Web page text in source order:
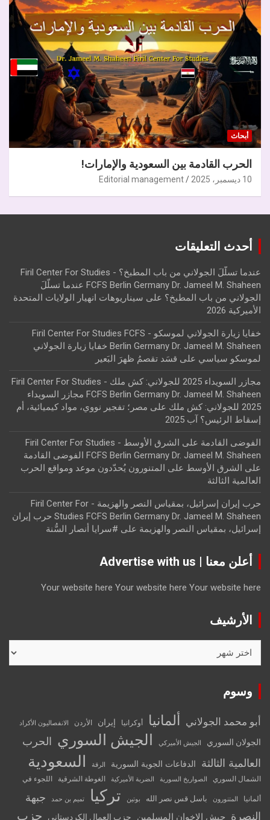
أبحاث
الحرب القادمة بين السعودية والإمارات!
10 ديسمبر، 2025 Editorial management
أحدث التعليقات
عندما تسلّلَ الجولاني من باب المطبخ؟ - Firil Center For Studies
FCFS Berlin Germany Dr. Jameel M. Shaheen عندما تسلّلَ
الجولاني من باب المطبخ؟ على سيناريوهات انهيار الولايات المتحدة
الأميركية 2026
خفايا زيارة الجولاني لموسكو - Firil Center For Studies FCFS
Berlin Germany Dr. Jameel M. Shaheen خفايا زيارة الجولاني
لموسكو سياسي على قسَد تقصمُ ظهرَ البَعير
مجازر السويداء 2025 للجولاني: كش ملك - Firil Center For Studies
FCFS Berlin Germany Dr. Jameel M. Shaheen مجازر السويداء
2025 للجولاني: كش ملك
على مصر؛ تفجير نووي، مواد كيميائية، أم
إسقاط الرئيس؟ آب 2025
الفوضى القادمة على الشرق الأوسط - Firil Center For Studies
FCFS Berlin Germany Dr. Jameel M. Shaheen الفوضى القادمة
على الشرق الأوسط على
المتنورون يُحدّدون موعد ومواقع الحرب
العالمية الثالثة
حرب إيران إسرائيل، بمقياس النصر والهزيمة - Firil Center For
Studies FCFS Berlin Germany Dr. Jameel M. Shaheen حرب إيران
إسرائيل، بمقياس النصر والهزيمة على #سرايا أنصار السُّنة
أعلن معنا | Advertise with us
Your website here Your website here Your website here
الأرشيف
وسوم
أبو محمد الجولاني ألمانيا أوكرانيا إيران الأردن الانفصاليون الأكراد
الجولان السوري الجيش الأميركي الجيش السوري الحرب
العالمية الثالثة
الدفاعات الجوية السورية الرقة السعودية
الشمال السوري الصواريخ السورية الضربة الأميركية الغوطة الشرقية اللجوء في
ألمانيا المتنورون باسل قس نصر الله بوتين تركيا تميم بن حمد
جبهة
النصرة
جيش الإخوان المسلمين حزب العمال الكردستاني حزب